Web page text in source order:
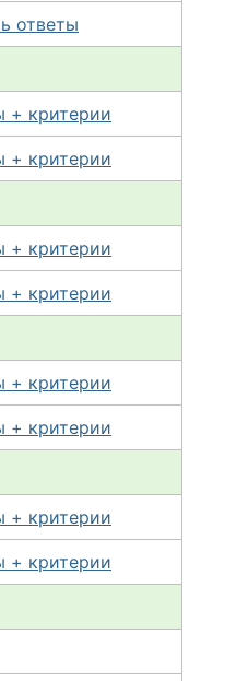
ответы
+ критерии
+ критерии
+ критерии
+ критерии
+ критерии
+ критерии
+ критерии
+ критерии